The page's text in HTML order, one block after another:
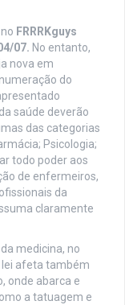
no FRRRKguys
07. No entanto,
nova em
do
saúde deverão
das categorias
Psicologia;
todo poder aos
de enfermeiros,
da
claramente
medicina, no
lei afeta também
onde abarca e
a tatuagem e